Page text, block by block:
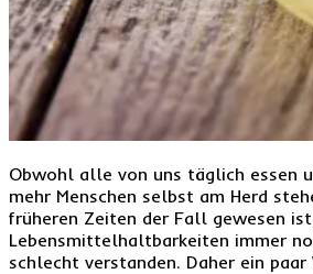
Obwohl alle von uns täglich essen
mehr Menschen selbst am Herd
früheren Zeiten der Fall gewesen
Lebensmittelhaltbarkeiten immer
schlecht verstanden. Daher ein